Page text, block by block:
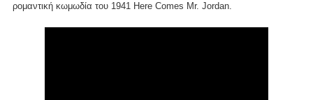
ρομαντική κωμωδία του 1941 Here Comes Mr. Jordan.